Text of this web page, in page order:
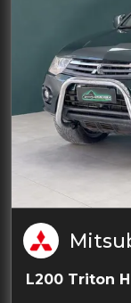
L200 Triton